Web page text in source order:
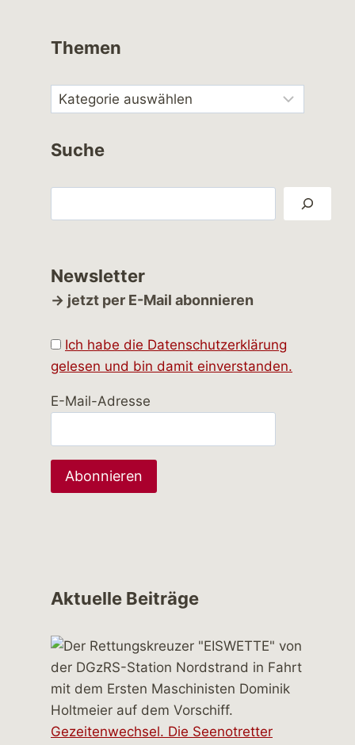
Themen
Suche
Newsletter
→ jetzt per E-Mail abonnieren
Ich habe die Datenschutzerklärung
gelesen und bin damit einverstanden.
E-Mail-Adresse
Aktuelle Beiträge
Gezeitenwechsel. Die Seenotretter